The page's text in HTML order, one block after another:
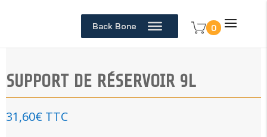
Back Bone 0
SUPPORT DE RÉSERVOIR 9L
31,60€ TTC